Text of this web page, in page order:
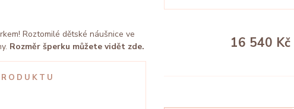
Roztomilé dětské náušnice ve
Rozměr šperku můžete vidět zde. 16 540 Kč